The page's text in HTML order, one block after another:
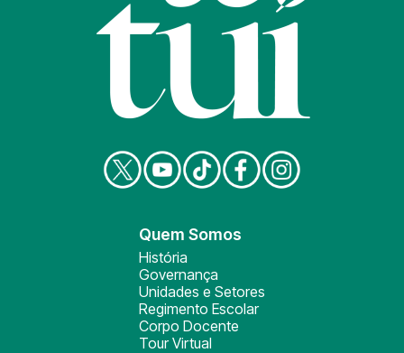
Quem Somos
História
Governança
Unidades e Setores
Regimento Escolar
Corpo Docente
Tour Virtual